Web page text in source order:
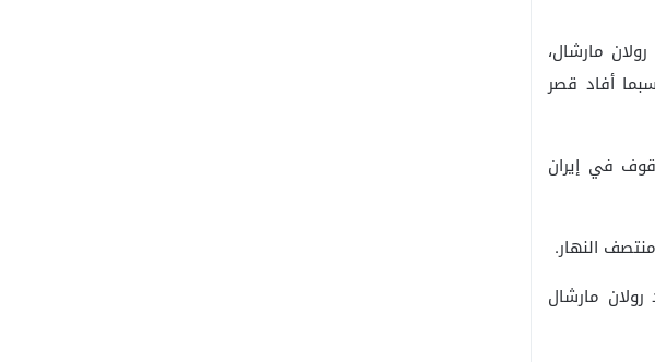
مارشال،
الباحثة الفرنسية الإيرانية فاريبا عدلخاه منذ يونيو/حزيران 2019. حسبما أفاد قصر
في إيران
النهار.
مارشال